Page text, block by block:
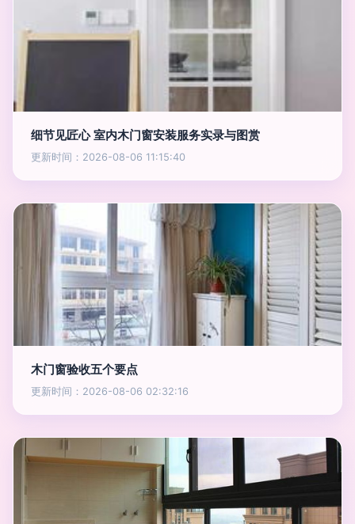
细节见匠心 室内木门窗安装服务实录与图赏
更新时间：2026-08-06 11:15:40
木门窗验收五个要点
更新时间：2026-08-06 02:32:16